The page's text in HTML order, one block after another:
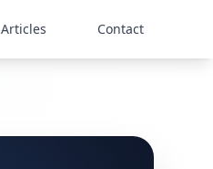
Articles Contact